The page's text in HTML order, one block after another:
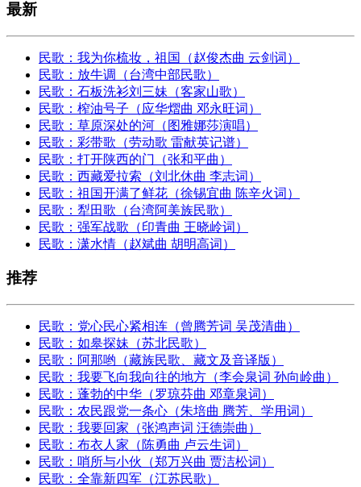
最新
民歌：我为你梳妆，祖国（赵俊杰曲 云剑词）
民歌：放牛调（台湾中部民歌）
民歌：石板洗衫刘三妹（客家山歌）
民歌：榨油号子（应华熠曲 邓永旺词）
民歌：草原深处的河（图雅娜莎演唱）
民歌：彩带歌（劳动歌 雷献英记谱）
民歌：打开陕西的门（张和平曲）
民歌：西藏爱拉索（刘北休曲 李志词）
民歌：祖国开满了鲜花（徐锡宜曲 陈辛火词）
民歌：犁田歌（台湾阿美族民歌）
民歌：强军战歌（印青曲 王晓岭词）
民歌：潇水情（赵斌曲 胡明高词）
推荐
民歌：党心民心紧相连（曾腾芳词 吴茂清曲）
民歌：如皋探妹（苏北民歌）
民歌：阿那哟（藏族民歌、藏文及音译版）
民歌：我要飞向我向往的地方（李会泉词 孙向岭曲）
民歌：蓬勃的中华（罗琼芬曲 邓章泉词）
民歌：农民跟党一条心（朱培曲 腾芳、学用词）
民歌：我要回家（张鸿声词 汪德崇曲）
民歌：布衣人家（陈勇曲 卢云生词）
民歌：哨所与小伙（郑万兴曲 贾洁松词）
民歌：全靠新四军（江苏民歌）